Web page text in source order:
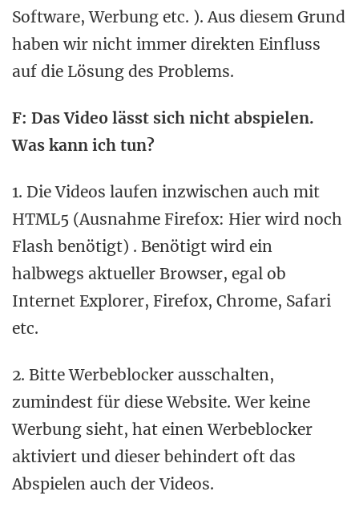
Software, Werbung etc. ). Aus diesem Grund
haben wir nicht immer direkten Einfluss
auf die Lösung des Problems.
F: Das Video lässt sich nicht abspielen.
Was kann ich tun?
1. Die Videos laufen inzwischen auch mit
HTML5 (Ausnahme Firefox: Hier wird noch
Flash benötigt) . Benötigt wird ein
halbwegs aktueller Browser, egal ob
Internet Explorer, Firefox, Chrome, Safari
etc.
2. Bitte Werbeblocker ausschalten,
zumindest für diese Website. Wer keine
Werbung sieht, hat einen Werbeblocker
aktiviert und dieser behindert oft das
Abspielen auch der Videos.